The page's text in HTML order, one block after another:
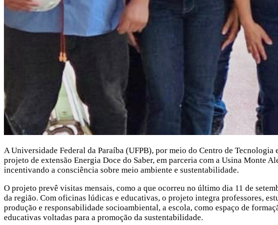
A Universidade Federal da Paraíba (UFPB), por meio do Centro de
projeto de extensão Energia Doce do Saber, em parceria com a Usina Monte
incentivando a consciência sobre meio ambiente e sustentabilidade.
O projeto prevê visitas mensais, como a que ocorreu no último dia 11 de
da região. Com oficinas lúdicas e educativas, o projeto integra professores,
produção e responsabilidade socioambiental, a escola, como espaço de
educativas voltadas para a promoção da sustentabilidade.